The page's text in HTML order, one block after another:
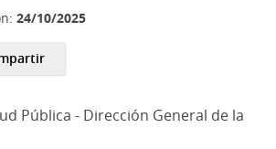
24/10/2025
Pública - Dirección General de la